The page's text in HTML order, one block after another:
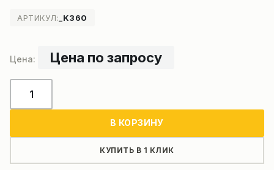
АРТИКУЛ: _K360
Цена по запросу
товара
автокрана
В КОРЗИНУ
КУПИТЬ В 1 КЛИК